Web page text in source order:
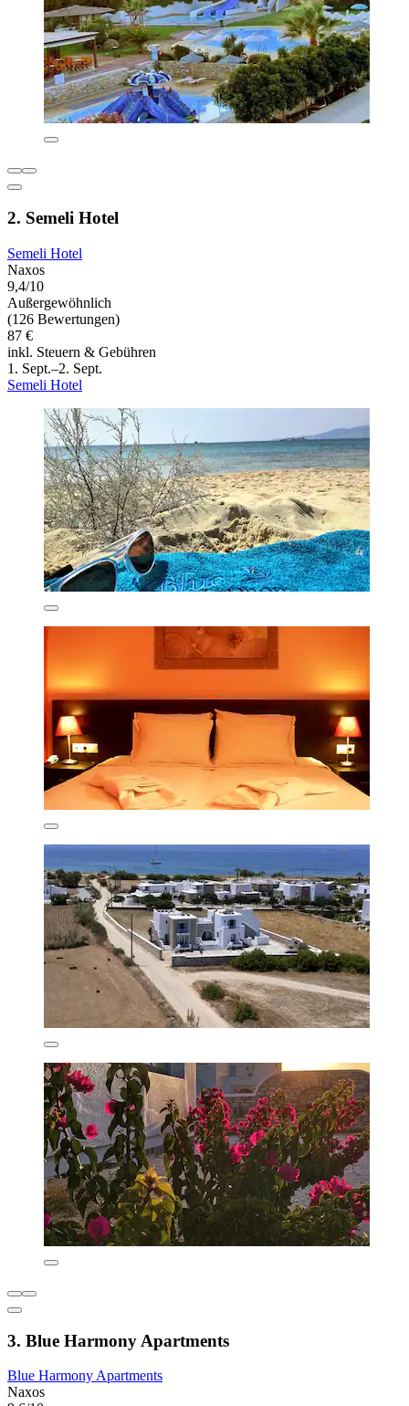
2. Semeli Hotel
Semeli Hotel
Naxos
9,4/10
Außergewöhnlich
(126 Bewertungen)
87 €
inkl. Steuern & Gebühren
1. Sept.–2. Sept.
Semeli Hotel
3. Blue Harmony Apartments
Blue Harmony Apartments
Naxos